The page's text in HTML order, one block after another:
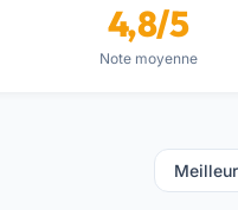
4,8/5
Note moyenne